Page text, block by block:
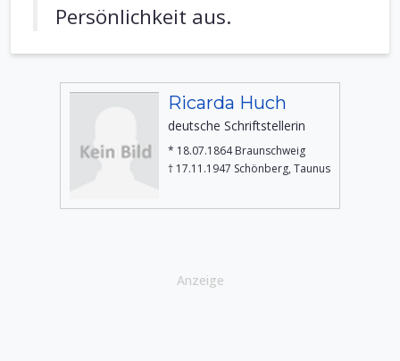
Persönlichkeit aus.
Ricarda Huch
deutsche Schriftstellerin
* 18.07.1864 Braunschweig
† 17.11.1947 Schönberg, Taunus
Anzeige